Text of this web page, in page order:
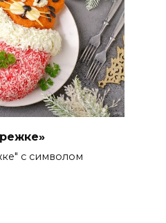
с символом